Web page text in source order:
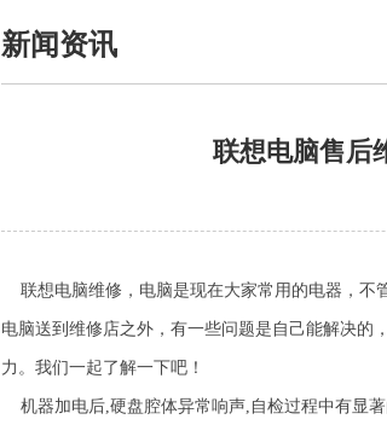
新闻资讯
联想电脑售后
联想电脑维修，电脑是现在大家常用的电器，不
电脑送到维修店之外，有一些问题是自己能解决的
力。我们一起了解一下吧！
机器加电后,硬盘腔体异常响声,自检过程中有显